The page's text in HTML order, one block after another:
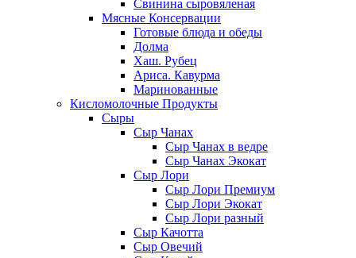
Свинина сыровяленая
Мясные Консервации
Готовые блюда и обеды
Долма
Хаш. Рубец
Ариса. Кавурма
Маринованные
Кисломолочные Продукты
Сыры
Сыр Чанах
Сыр Чанах в ведре
Сыр Чанах Экокат
Сыр Лори
Сыр Лори Премиум
Сыр Лори Экокат
Сыр Лори разный
Сыр Качотта
Сыр Овечий